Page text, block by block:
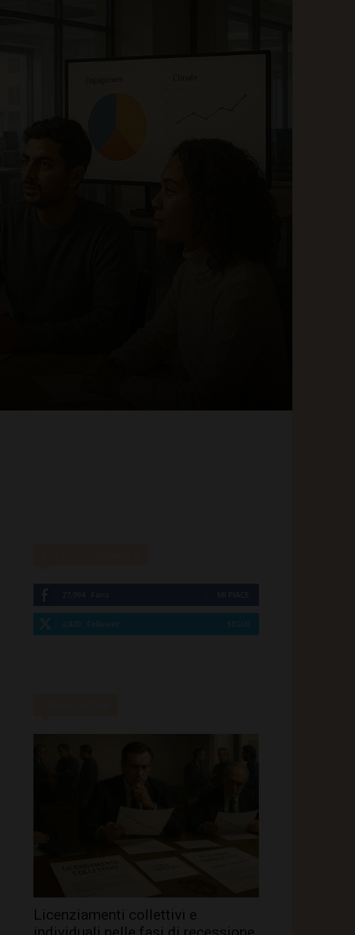
2,820 Follower SEGUI
Licenziamenti collettivi e